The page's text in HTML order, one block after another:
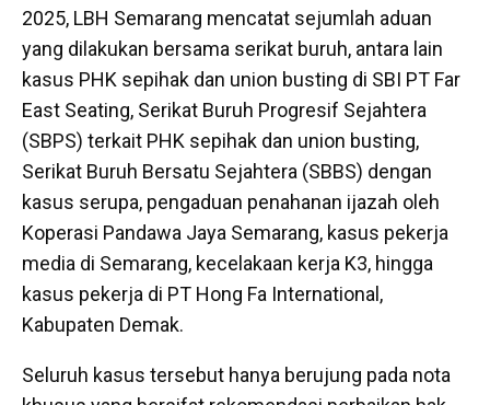
2025, LBH Semarang mencatat sejumlah aduan
yang dilakukan bersama serikat buruh, antara lain
kasus PHK sepihak dan union busting di SBI PT Far
East Seating, Serikat Buruh Progresif Sejahtera
(SBPS) terkait PHK sepihak dan union busting,
Serikat Buruh Bersatu Sejahtera (SBBS) dengan
kasus serupa, pengaduan penahanan ijazah oleh
Koperasi Pandawa Jaya Semarang, kasus pekerja
media di Semarang, kecelakaan kerja K3, hingga
kasus pekerja di PT Hong Fa International,
Kabupaten Demak.
Seluruh kasus tersebut hanya berujung pada nota